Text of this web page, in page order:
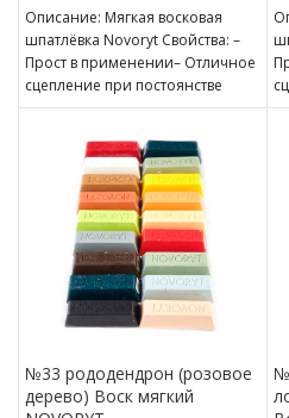
Описание: Мягкая восковая
шпатлёвка Novoryt Свойства: –
Прост в применении– Отличное
сцепление при постоянстве
консистенции– Готов к
№33 рододендрон (розовое
дерево) Воск мягкий